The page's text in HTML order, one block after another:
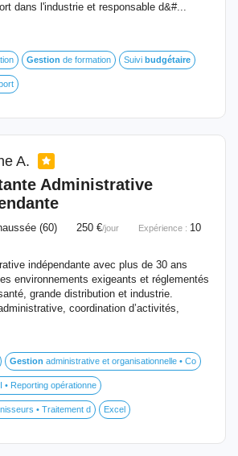
dans l'industrie et responsable d&#...
Gestion de formation Suivi budgétaire
A.
Administrative
(60) 250 €/jour Expérience : 10
indépendante avec plus de 30 ans
environnements exigeants et réglementés
grande distribution et industrie.
coordination d’activités,
Gestion administrative et organisationnelle • Co
• Reporting opérationne
• Traitement d Excel